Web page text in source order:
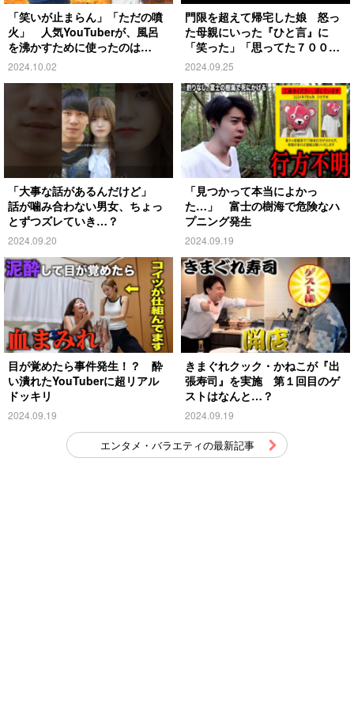
「笑いが止まらん」「ただの噴
火」 人気YouTuberが、風呂
を沸かすために使ったのは…
2024.10.02
門限を超えて帰宅した娘 怒っ
た母親にいった『ひと言』に
「笑った」「思ってた７００倍
特殊」
2024.09.25
「大事な話があるんだけど」
話が噛み合わない男女、ちょっ
とずつズレていき…？
2024.09.20
「見つかって本当によかっ
た…」 富士の樹海で危険なハ
プニング発生
2024.09.19
目が覚めたら事件発生！？ 酔
い潰れたYouTuberに超リアル
ドッキリ
2024.09.19
きまぐれクック・かねこが『出
張寿司』を実施 第１回目のゲ
ストはなんと…？
2024.09.19
エンタメ・バラエティの最新記事